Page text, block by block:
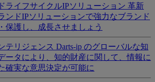
ライフサイクルIPソリューション 革新
ンドIPソリューションで強力なブランド
保護し、成長させましょう
テリジェンス Darts-ip のグローバルな知
ータにより、知的財産に関して、情報に
確実な意思決定が可能に